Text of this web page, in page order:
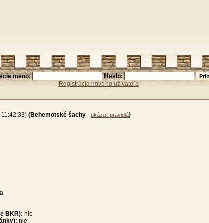
meno:
Heslo:
Registrácia nového užívateľa
(Behemotské šachy - ukázať pravidlá)
BKR): nie
nie